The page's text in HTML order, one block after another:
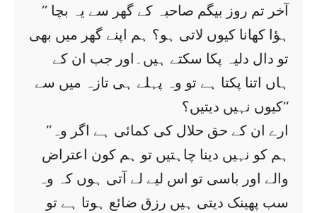
’’ آخر تم روز بیگم صاحبہ کے گھر سے یہ بچا
ہؤا کھانا کیوں لاتی ہو؟ ہم اپنے گھر میں بھی
تو دال دلیہ پکا سکتے ہیں۔اور جب ان کے
ہاں اتنا پکتا ہے تو وہ پہلے ہی تازہ میں سے
کیوں نہیں دیتیں؟‘‘
’’ارے ان کے حق حلال کی کمائی ہے اگر وہ
ہم کو نہیں دینا چاہتیں تو ہم کون اعتراض
والے اور باسی تو اس لیے لے آتی ہوں کہ وہ
سب پھینک دیتی ہیں رزق ضائع ہوتا ہے تو